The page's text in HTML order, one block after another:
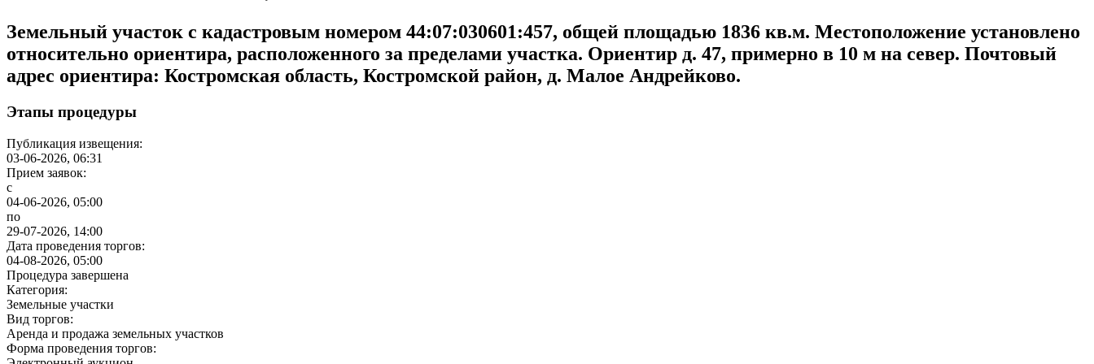
Земельный участок с кадастровым номером 44:07:030601:457, общей площадью 1836 кв.м. Местоположение установлено
относительно ориентира, расположенного за пределами участка. Ориентир д. 47, примерно в 10 м на север. Почтовый
адрес ориентира: Костромская область, Костромской район, д. Малое Андрейково.
Этапы процедуры
Публикация извещения:
03-06-2026, 06:31
Прием заявок:
с
04-06-2026, 05:00
по
29-07-2026, 14:00
Дата проведения торгов:
04-08-2026, 05:00
Процедура завершена
Категория:
Земельные участки
Вид торгов:
Аренда и продажа земельных участков
Форма проведения торгов: